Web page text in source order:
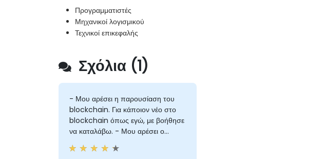
Προγραμματιστές
Μηχανικοί λογισμικού
Τεχνικοί επικεφαλής
Σχόλια (1)
- Μου αρέσει η παρουσίαση του
blockchain. Για κάποιον νέο στο
blockchain όπως εγώ, με βοήθησε
να καταλάβω. - Μου αρέσει ο
τεχνικός εργαστήριος, είναι επίσης
ενδιαφέρων